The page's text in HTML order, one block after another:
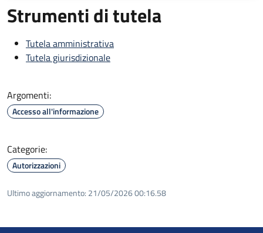
Strumenti di tutela
Tutela amministrativa
Tutela giurisdizionale
Argomenti:
Accesso all'informazione
Categorie:
Autorizzazioni
Ultimo aggiornamento: 21/05/2026 00:16.58